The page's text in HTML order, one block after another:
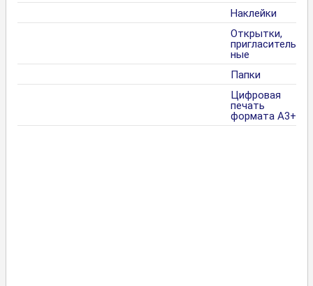
Наклейки
Открытки,
пригласитель
ные
Папки
Цифровая
печать
формата А3+